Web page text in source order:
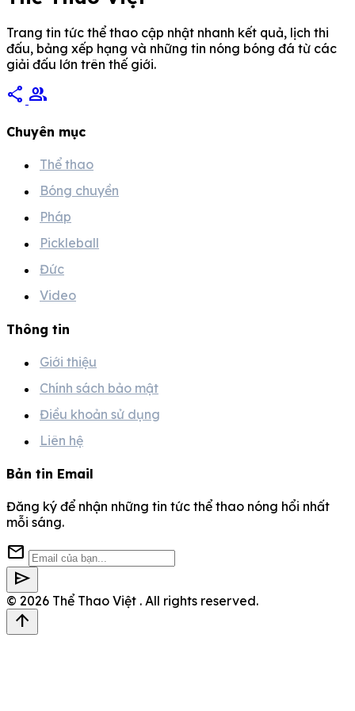
Trang tin tức thể thao cập nhật nhanh kết quả, lịch thi
đấu, bảng xếp hạng và những tin nóng bóng đá từ các
giải đấu lớn trên thế giới.
share group
Chuyên mục
Thể thao
Bóng chuyền
Pháp
Pickleball
Đức
Video
Thông tin
Giới thiệu
Chính sách bảo mật
Điều khoản sử dụng
Liên hệ
Bản tin Email
Đăng ký để nhận những tin tức thể thao nóng hổi nhất
mỗi sáng.
mail
send
© 2026 Thể Thao Việt . All rights reserved.
arrow_upward